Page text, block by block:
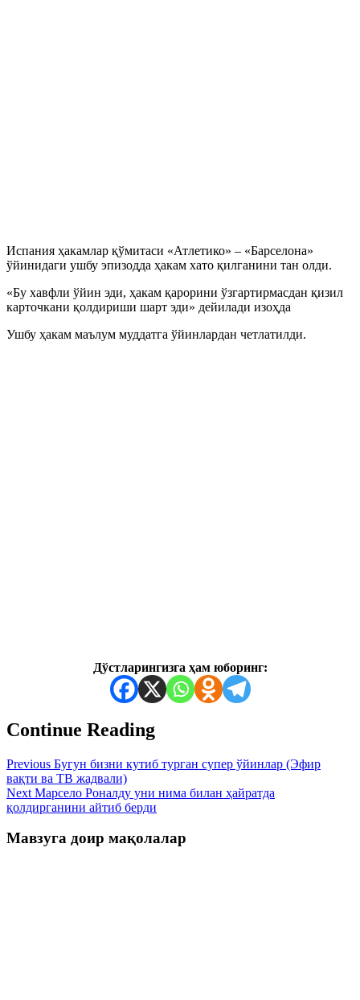
Испания ҳакамлар қўмитаси «Атлетико» – «Барселона»
ўйинидаги ушбу эпизодда ҳакам хато қилганини тан олди.
«Бу хавфли ўйин эди, ҳакам қарорини ўзгартирмасдан қизил
карточкани қолдириши шарт эди» дейилади изоҳда
Ушбу ҳакам маълум муддатга ўйинлардан четлатилди.
Дўстларингизга ҳам юборинг:
Continue Reading
Previous Бугун бизни кутиб турган супер ўйинлар (Эфир
вақти ва ТВ жадвали)
Next Марсело Роналду уни нима билан ҳайратда
қолдирганини айтиб берди
Мавзуга доир мақолалар